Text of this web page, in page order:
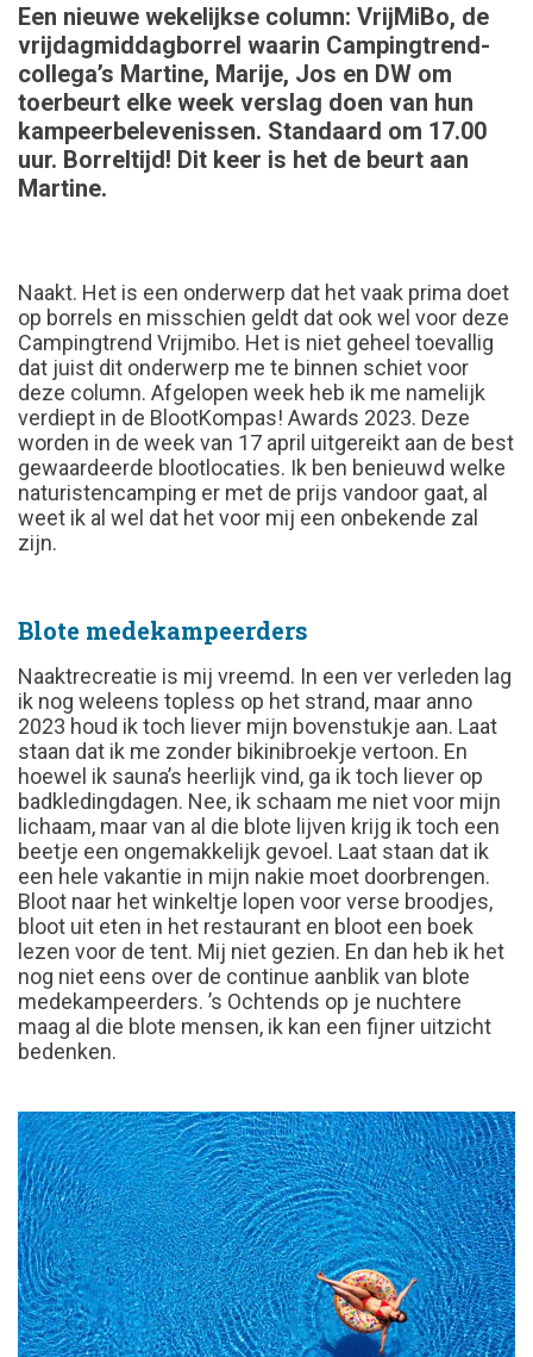
Een nieuwe wekelijkse column: VrijMiBo, de
vrijdagmiddagborrel waarin Campingtrend-
collega’s Martine, Marije, Jos en DW om
toerbeurt elke week verslag doen van hun
kampeerbelevenissen. Standaard om 17.00
uur. Borreltijd! Dit keer is het de beurt aan
Martine.
Naakt. Het is een onderwerp dat het vaak prima doet
op borrels en misschien geldt dat ook wel voor deze
Campingtrend Vrijmibo. Het is niet geheel toevallig
dat juist dit onderwerp me te binnen schiet voor
deze column. Afgelopen week heb ik me namelijk
verdiept in de BlootKompas! Awards 2023. Deze
worden in de week van 17 april uitgereikt aan de best
gewaardeerde blootlocaties. Ik ben benieuwd welke
naturistencamping er met de prijs vandoor gaat, al
weet ik al wel dat het voor mij een onbekende zal
zijn.
Blote medekampeerders
Naaktrecreatie is mij vreemd. In een ver verleden lag
ik nog weleens topless op het strand, maar anno
2023 houd ik toch liever mijn bovenstukje aan. Laat
staan dat ik me zonder bikinibroekje vertoon. En
hoewel ik sauna’s heerlijk vind, ga ik toch liever op
badkledingdagen. Nee, ik schaam me niet voor mijn
lichaam, maar van al die blote lijven krijg ik toch een
beetje een ongemakkelijk gevoel. Laat staan dat ik
een hele vakantie in mijn nakie moet doorbrengen.
Bloot naar het winkeltje lopen voor verse broodjes,
bloot uit eten in het restaurant en bloot een boek
lezen voor de tent. Mij niet gezien. En dan heb ik het
nog niet eens over de continue aanblik van blote
medekampeerders. ’s Ochtends op je nuchtere
maag al die blote mensen, ik kan een fijner uitzicht
bedenken.